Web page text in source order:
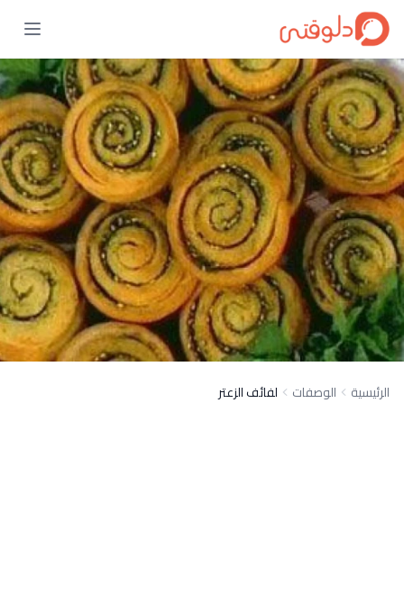
الرئيسية الوصفات لفائف الزعتر